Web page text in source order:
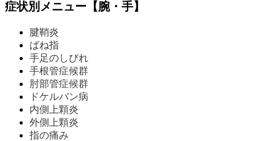
症状別メニュー【腕・手】
腱鞘炎
ばね指
手足のしびれ
手根管症候群
肘部管症候群
ドケルバン病
内側上顆炎
外側上顆炎
指の痛み